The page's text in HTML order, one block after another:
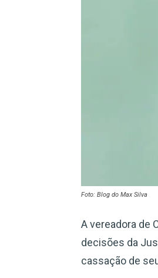
Foto: Blog do Max Silva
A vereadora de
decisões da
cassação de